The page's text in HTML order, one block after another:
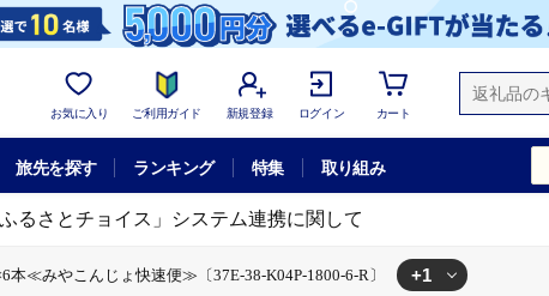
お気に入り ご利用ガイド 新規登録 ログイン カート
旅先を探す ランキング 特集 取り組み
ふるさとチョイス」システム連携に関して
本≪みやこんじょ快速便≫〔37E-38-K04P-1800-6-R〕 +1